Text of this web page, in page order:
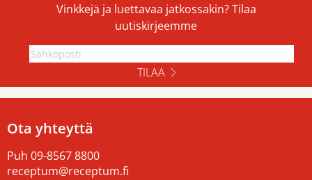
Vinkkejä ja luettavaa jatkossakin? Tilaa
uutiskirjeemme
TILAA
Ota yhteyttä
Puh 09-8567 8800
receptum@receptum.fi